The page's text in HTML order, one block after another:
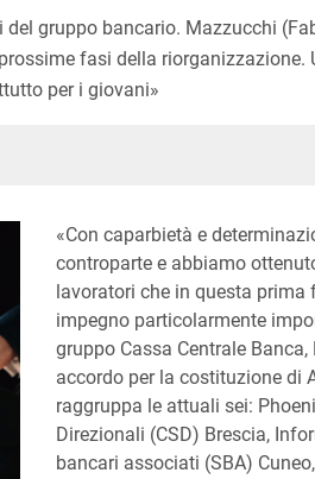
gruppo bancario. Mazzucchi
fasi della
per i giovani»
«Con caparbietà e
controparte e abbiamo
lavoratori che in questa
impegno particolarmente
gruppo Cassa Centrale
accordo per la costituzione di
raggruppa le attuali sei:
Direzionali (CSD) Brescia,
bancari associati (SBA)